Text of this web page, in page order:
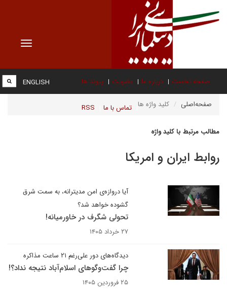
Toggle
صفحه نخست درباره ما عضویت پیوند ها
تماس با ما RSS
ENGLISH
صفحه‌اصلی کلید واژه ها
مطالب مرتبط با کلید واژه
روابط ایران و امریکا
آیا دروازه‌ی امن مدیترانه، به سمت شرق
گشوده خواهد شد؟
تحولی شگرف در خاورمیانه!
۲۷ خرداد ۱۴۰۵
دیدگاه‌های دور علی‌رغم ۲۱ ساعت مذاکره
چرا گفت‌وگوهای اسلام‌آباد نتیجه نداد؟!
۲۵ فروردین ۱۴۰۵